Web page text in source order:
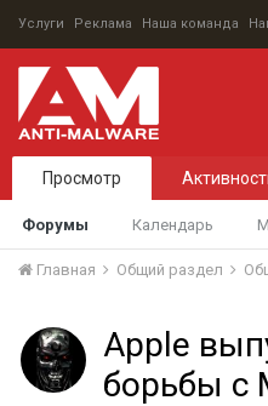
Услуги Реклама Наша команда
Просмотр
Форумы Календарь
Главная Общий раздел
Apple
борьбы с